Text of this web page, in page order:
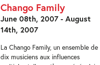
Chango Family
June 08th, 2007 - August
14th, 2007
La Chango Family, un ensemble de
dix musiciens aux influences